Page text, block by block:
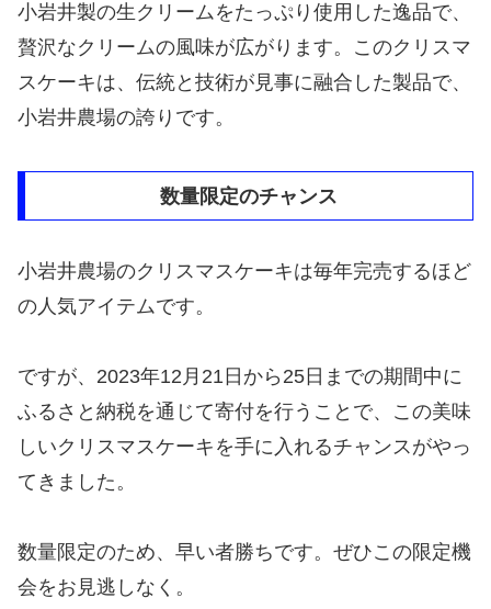
小岩井製の生クリームをたっぷり使用した逸品で、
贅沢なクリームの風味が広がります。このクリスマ
スケーキは、伝統と技術が見事に融合した製品で、
小岩井農場の誇りです。
数量限定のチャンス
小岩井農場のクリスマスケーキは毎年完売するほど
の人気アイテムです。
ですが、2023年12月21日から25日までの期間中に
ふるさと納税を通じて寄付を行うことで、この美味
しいクリスマスケーキを手に入れるチャンスがやっ
てきました。
数量限定のため、早い者勝ちです。ぜひこの限定機
会をお見逃しなく。